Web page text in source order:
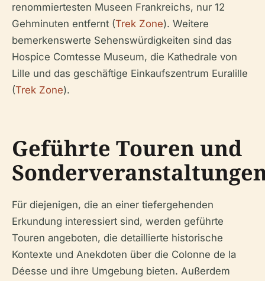
renommiertesten Museen Frankreichs, nur 12
Gehminuten entfernt (Trek Zone). Weitere
bemerkenswerte Sehenswürdigkeiten sind das
Hospice Comtesse Museum, die Kathedrale von
Lille und das geschäftige Einkaufszentrum Euralille
(Trek Zone).
Geführte Touren und
Für diejenigen, die an einer tiefergehenden
Erkundung interessiert sind, werden geführte
Touren angeboten, die detaillierte historische
Kontexte und Anekdoten über die Colonne de la
Déesse und ihre Umgebung bieten. Außerdem